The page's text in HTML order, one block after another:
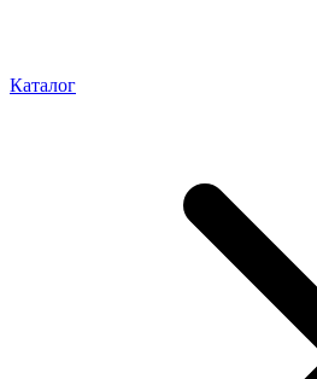
Каталог